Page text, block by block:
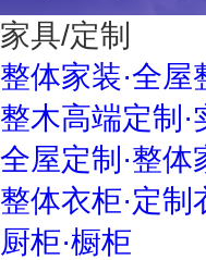
家具/定制
整体家装·全屋
整木高端定制·
全屋定制·整体
整体衣柜·定制
厨柜·橱柜